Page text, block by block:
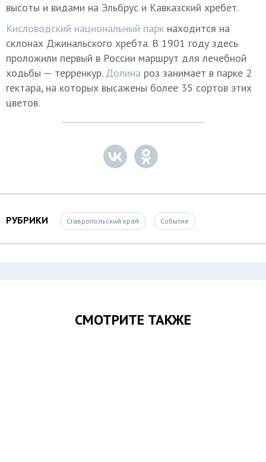
высоты и видами на Эльбрус и Кавказский хребет.
Кисловодский национальный парк находится на
склонах Джинальского хребта. В 1901 году здесь
проложили первый в России маршрут для лечебной
ходьбы — терренкур. Долина роз занимает в парке 2
гектара, на которых высажены более 35 сортов этих
цветов.
РУБРИКИ Ставропольский край Событие
СМОТРИТЕ ТАКЖЕ